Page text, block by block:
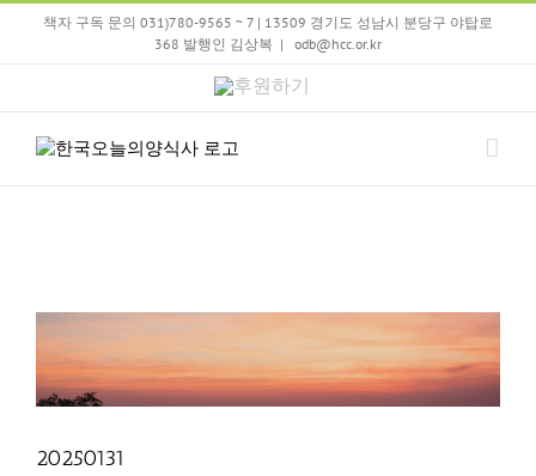
Skip
책자 구독 문의 031)780-9565 ~ 7 | 13509 경기도 성남시 분당구 야탑로
368 발행인 김상복 | odb@hcc.or.kr
후
기
20250131